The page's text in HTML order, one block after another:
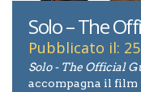
Solo – The
Pubblicato il:
Solo - The Official
accompagna il film